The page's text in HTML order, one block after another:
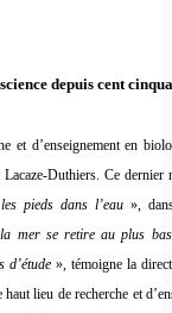
depuis cent
et d’enseignement en
Duthiers. Ce dernier
les pieds dans l’eau »,
mer se retire au plus
d’étude », témoigne la
lieu de recherche et